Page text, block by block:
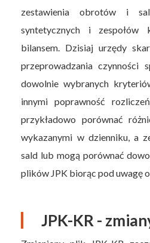
zestawienia obrotów i
syntetycznych i
bilansem. Dzisiaj urzędy
przeprowadzania czynności
dowolnie wybranych
innymi poprawność
przykładowo porównać
wykazanymi w dzienniku, a
sald lub mogą porównać
plików JPK biorąc pod uwagę
JPK-KR -